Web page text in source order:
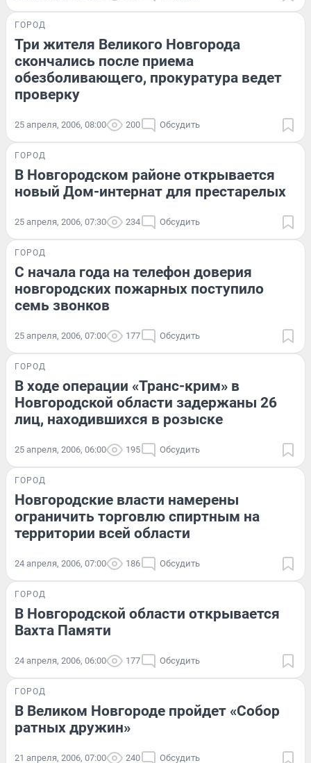
ГОРОД
Три жителя Великого Новгорода
скончались после приема
обезболивающего, прокуратура ведет
проверку
25 апреля, 2006, 08:00 200 Обсудить
ГОРОД
В Новгородском районе открывается
новый Дом-интернат для престарелых
25 апреля, 2006, 07:30 234 Обсудить
ГОРОД
С начала года на телефон доверия
новгородских пожарных поступило
семь звонков
25 апреля, 2006, 07:00 177 Обсудить
ГОРОД
В ходе операции «Транс-крим» в
Новгородской области задержаны 26
лиц, находившихся в розыске
25 апреля, 2006, 06:00 195 Обсудить
ГОРОД
Новгородские власти намерены
ограничить торговлю спиртным на
территории всей области
24 апреля, 2006, 07:00 186 Обсудить
ГОРОД
В Новгородской области открывается
Вахта Памяти
24 апреля, 2006, 06:00 177 Обсудить
ГОРОД
В Великом Новгороде пройдет «Собор
ратных дружин»
21 апреля, 2006, 07:00 240 Обсудить